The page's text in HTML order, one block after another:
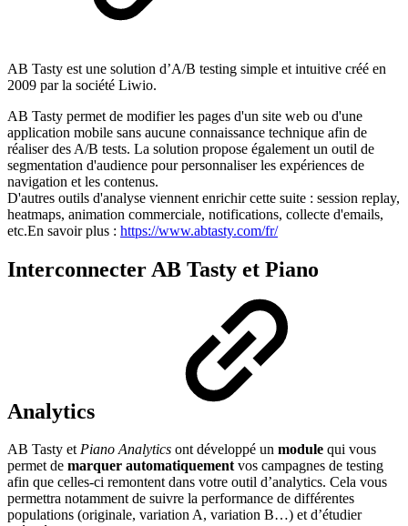
AB Tasty est une solution d’A/B testing simple et intuitive créé en
2009 par la société Liwio.
AB Tasty permet de modifier les pages d'un site web ou d'une
application mobile sans aucune connaissance technique afin de
réaliser des A/B tests. La solution propose également un outil de
segmentation d'audience pour personnaliser les expériences de
navigation et les contenus.
D'autres outils d'analyse viennent enrichir cette suite : session replay,
heatmaps, animation commerciale, notifications, collecte d'emails,
etc.En savoir plus : https://www.abtasty.com/fr/
Interconnecter AB Tasty et Piano
Analytics
AB Tasty etPiano Analytics ont développé un module qui vous
permet de marquer automatiquementvos campagnes de testing
afin que celles-ci remontent dans votre outil d’analytics. Cela vous
permettra notamment de suivre la performance de différentes
populations (originale, variation A, variation B…) et d’étudier